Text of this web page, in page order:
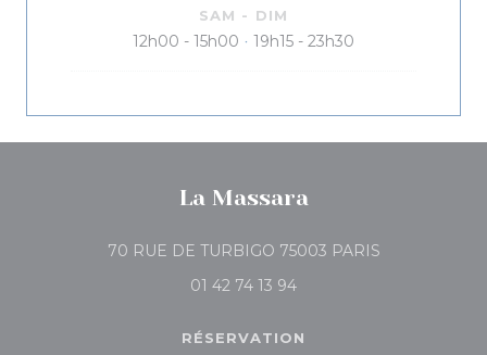
SAM - DIM
12h00 - 15h00 • 19h15 - 23h30
La Massara
70 RUE DE TURBIGO 75003 PARIS((ouvre une
01 42 74 13 94
RÉSERVATION